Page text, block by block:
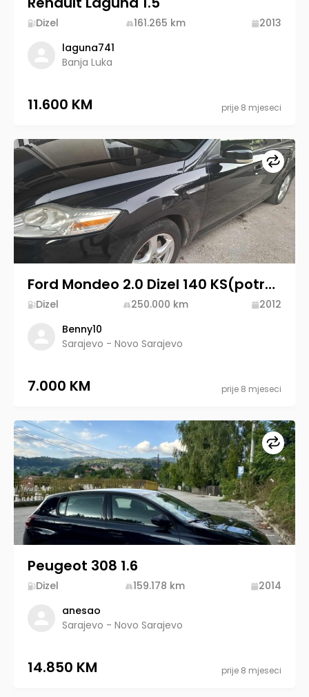
Dizel 161.265 km
2013
laguna741
Banja Luka
11.600 KM prije 8 mjeseci
Ford Mondeo 2.0 Dizel 140 KS(potrebna zamjena semeringa na mjenjaču)
Dizel 250.000 km
2012
Benny10
Sarajevo - Novo Sarajevo
7.000 KM prije 8 mjeseci
Peugeot 308 1.6
Dizel 159.178 km
2014
anesao
Sarajevo - Novo Sarajevo
14.850 KM prije 8 mjeseci